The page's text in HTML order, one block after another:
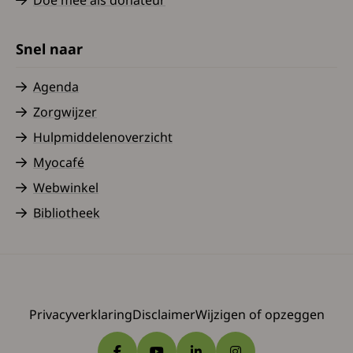
Snel naar
Agenda
Zorgwijzer
Hulpmiddelenoverzicht
Myocafé
Webwinkel
Bibliotheek
PrivacyverklaringDisclaimerWijzigen of opzeggen